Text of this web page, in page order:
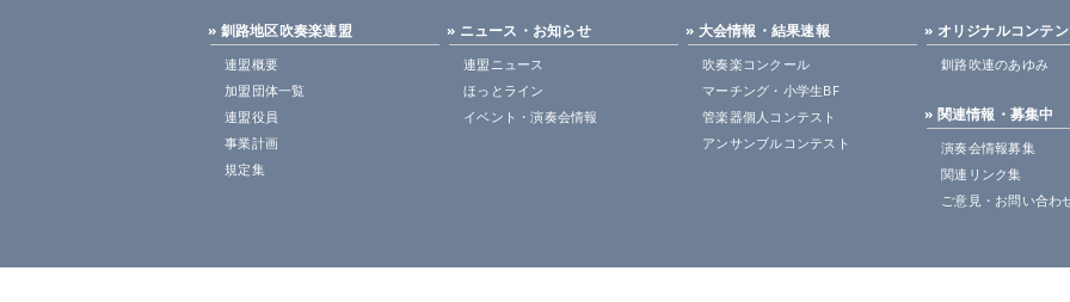
» 釧路地区吹奏楽連盟
連盟概要
加盟団体一覧
連盟役員
事業計画
規定集
» ニュース・お知らせ
連盟ニュース
ほっとライン
イベント・演奏会情報
» 大会情報・結果速報
吹奏楽コンクール
マーチング・小学生BF
管楽器個人コンテスト
アンサンブルコンテスト
» オリジナルコンテ
釧路吹連のあゆみ
» 関連情報・募集中
演奏会情報募集
関連リンク集
ご意見・お問い合わ